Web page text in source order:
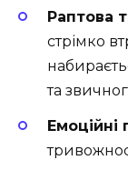
Раптова
стрімко
та
Емоційні